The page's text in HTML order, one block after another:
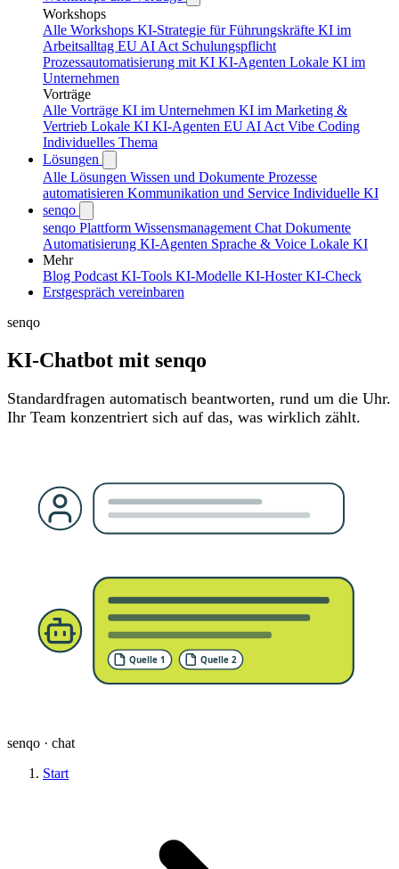
Workshops
Alle Workshops KI-Strategie für Führungskräfte KI im
Arbeitsalltag EU AI Act Schulungspflicht
Prozessautomatisierung mit KI KI-Agenten Lokale KI im
Unternehmen
Vorträge
Alle Vorträge KI im Unternehmen KI im Marketing &
Vertrieb Lokale KI KI-Agenten EU AI Act Vibe Coding
Individuelles Thema
Lösungen
Alle Lösungen Wissen und Dokumente Prozesse
automatisieren Kommunikation und Service Individuelle KI
senqo
senqo Plattform Wissensmanagement Chat Dokumente
Automatisierung KI-Agenten Sprache & Voice Lokale KI
Mehr
Blog Podcast KI-Tools KI-Modelle KI-HosterKI-Check
Erstgespräch vereinbaren
senqo
KI-Chatbot mit senqo
Standardfragen automatisch beantworten, rund um die Uhr.
Ihr Team konzentriert sich auf das, was wirklich zählt.
Quelle 1 Quelle 2
senqo · chat
Start